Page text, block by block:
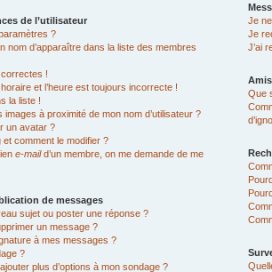
de l’utilisateur
?
nom d’apparaître dans la liste des membres
!
et l’heure est toujours incorrecte !
la liste !
à proximité de mon nom d’utilisateur ?
un avatar ?
et comment le modifier ?
e-maild’un membre, on me demande de me
de messages
sujet ou poster une réponse ?
un message ?
à mes messages ?
?
plus d’options à mon sondage ?
Je
Je
J’ai
Que